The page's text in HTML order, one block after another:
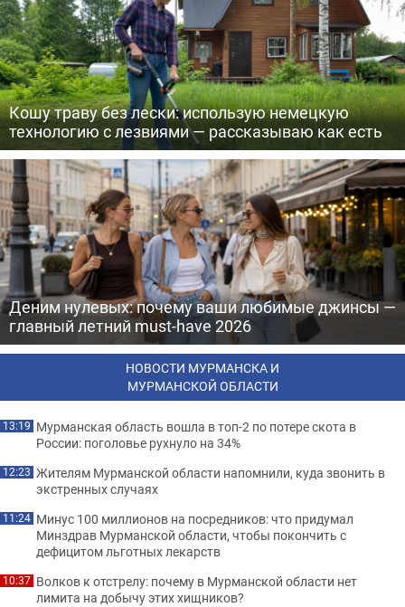
Кошу траву без лески: использую немецкую
технологию с лезвиями — рассказываю как есть
Деним нулевых: почему ваши любимые джинсы —
главный летний must-have 2026
НОВОСТИ МУРМАНСКА И
МУРМАНСКОЙ ОБЛАСТИ
13:19 Мурманская область вошла в топ-2 по потере скота в
России: поголовье рухнуло на 34%
12:23 Жителям Мурманской области напомнили, куда звонить в
экстренных случаях
11:24 Минус 100 миллионов на посредников: что придумал
Минздрав Мурманской области, чтобы покончить с
дефицитом льготных лекарств
10:37 Волков к отстрелу: почему в Мурманской области нет
лимита на добычу этих хищников?